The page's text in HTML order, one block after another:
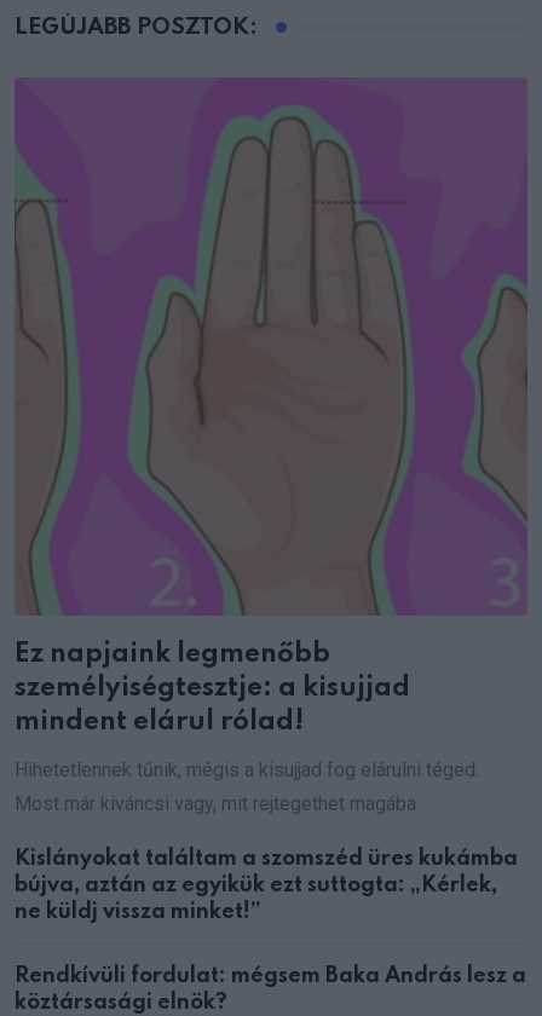
LEGÚJABB POSZTOK:
Ez napjaink legmenőbb
személyiségtesztje: a kisujjad
mindent elárul rólad!
Hihetetlennek tűnik, mégis a kisujjad fog elárulni téged.
Most már kíváncsi vagy, mit rejtegethet magába
Kislányokat találtam a szomszéd üres kukámba
bújva, aztán az egyikük ezt suttogta: „Kérlek,
ne küldj vissza minket!”
Rendkívüli fordulat: mégsem Baka András lesz a
köztársasági elnök?